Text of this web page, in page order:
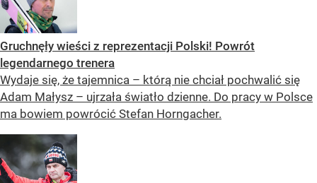
Gruchnęły wieści z reprezentacji Polski! Powrót
legendarnego trenera
Wydaje się, że tajemnica – którą nie chciał pochwalić się
Adam Małysz – ujrzała światło dzienne. Do pracy w Polsce
ma bowiem powrócić Stefan Horngacher.